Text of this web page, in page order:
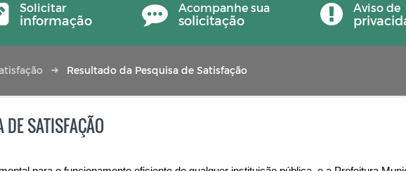
Solicitar
informação
Acompanhe sua
solicitação
Aviso de
Resultado da Pesquisa de Satisfação
SATISFAÇÃO